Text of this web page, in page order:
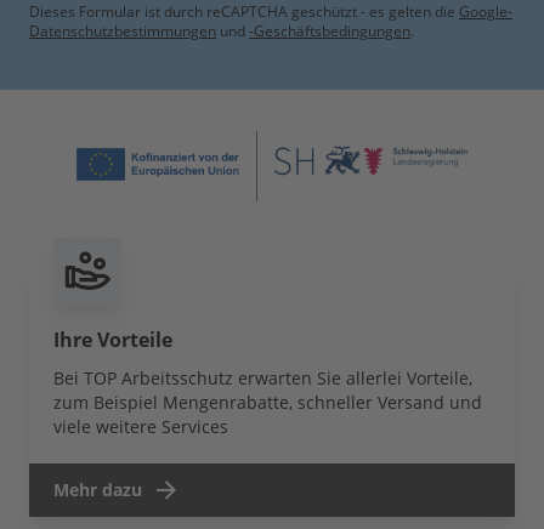
Dieses Formular ist durch reCAPTCHA geschützt - es gelten die Google-
Datenschutzbestimmungen und -Geschäftsbedingungen.
Ihre Vorteile
Bei TOP Arbeitsschutz erwarten Sie allerlei Vorteile,
zum Beispiel Mengenrabatte, schneller Versand und
viele weitere Services
Mehr dazu